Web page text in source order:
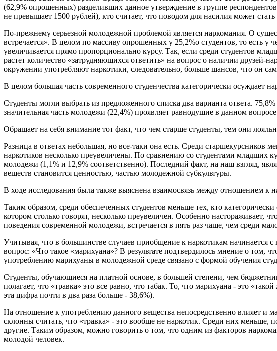
(62,9% опрошенных) разделивших данное утверждение в группе
не превышает 1500 рублей), кто считает, что поводом для насилия может
По-прежнему серьезной молодежной проблемой является наркомания. О
встречается». В целом по массиву опрошенных у 25,2%о студентов, то есть у
увеличивается прямо пропорционально курсу. Так, если среди студентов
растет количество «затрудняющихся ответить» на вопрос о наличии друзей-
окружении употребляют наркотики, следовательно, больше шансов, что он
В целом большая часть современного студенчества категорически осуждает
Студенты могли выбрать из предложенного списка два варианта ответа.
значительная часть молодежи (22,4%) проявляет равнодушие в данном вопросе.
Обращает на себя внимание тот факт, что чем старше студенты, тем они
Разница в ответах небольшая, но все-таки она есть. Среди старшекурсников
наркотиков несколько преувеличены. По сравнению со студентами младших
молодежи (1,1% и 12,9% соответственно). Последний факт, на наш взгляд,
веществ становится ценностью, частью молодежной субкультуры.
В ходе исследования была также выяснена взаимосвязь между отношением к
Таким образом, среди обеспеченных студентов меньше тех, кто
котором столько говорят, несколько преувеличен. Особенно настораживает,
поведения современной молодежи, встречается в пять раз чаще, чем среди
Учитывая, что в большинстве случаев приобщение к наркотикам начинается
вопрос: «Что такое «марихуана»? В результате подтвердилось мнение о том,
употреблению марихуаны в молодежной среде связано с формой обучения
Студенты, обучающиеся на платной основе, в большей степени, чем
полагает, что «травка» это все равно, что табак. То, что марихуана - это
эта цифра почти в два раза больше - 38,6%).
На отношение к употреблению данного вещества непосредственно влияет и
склонны считать, что «травка» - это вообще не наркотик. Среди них меньше,
другие. Таким образом, можно говорить о том, что одним из факторов
молодой человек.